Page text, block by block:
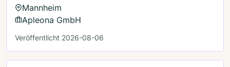
Mannheim
Apleona GmbH
Veröffentlicht 2026-08-06